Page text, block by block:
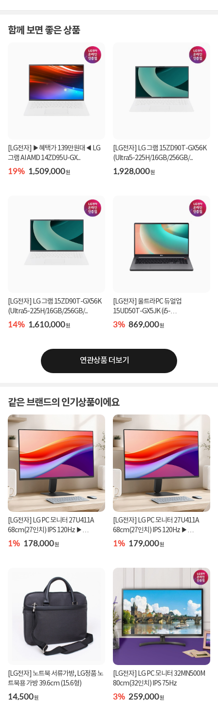
함께 보면 좋은 상품
[LG전자] ▶혜택가 139만원대◀ LG
그램 AI AMD 14ZD95U-GX...
19% 1,509,000원
[LG전자] LG 그램 15ZD90T-GX56K
(Ultra5-225H/16GB/256GB/...
1,928,000원
[LG전자] LG 그램 15ZD90T-GX56K
(Ultra5-225H/16GB/256GB/...
14% 1,610,000원
[LG전자] 울트라PC 듀얼업
15UD50T-GX5JK (i5-
1334U/8GB/25...
3% 869,000원
연관상품 더보기
같은 브랜드의 인기상품이에요
[LG전자] LG PC 모니터 27U411A
68cm(27인치) IPS 120Hz ▶
27MR400 후속 제품 ◀
1% 178,000원
[LG전자] LG PC 모니터 27U411A
68cm(27인치) IPS 120Hz ▶
27MR400 후속 제품 ◀
1% 179,000원
[LG전자] 노트북 서류가방, LG정품 노
트북용 가방 39.6cm (15.6형)
14,500원
[LG전자] LG PC 모니터 32MN500M
80cm(32인치) IPS 75Hz
3% 259,000원